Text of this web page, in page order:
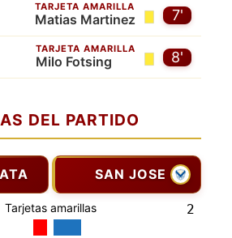
7'
TARJETA AMARILLA
Matias Martinez
8'
TARJETA AMARILLA
Milo Fotsing
DEL PARTIDO
SAN JOSE
Tarjetas amarillas 2